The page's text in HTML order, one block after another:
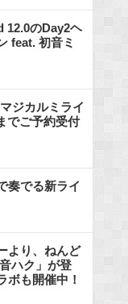
12.0のDay2ヘ
feat. 初音ミ
ジカルミライ
でご予約受付
奏でる新ライ
より、ねんど
ハク」が登
ボも開催中！